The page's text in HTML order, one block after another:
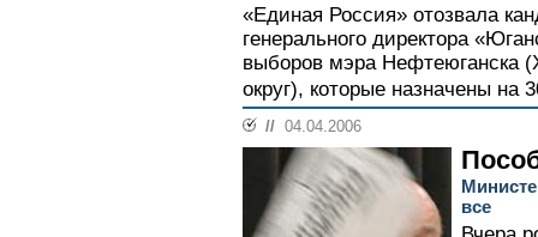
«Единая Россия» отозвала
генерального директора
выборов мэра Нефтеюганска
округ), которые назначены на
// 04.04.2006
все